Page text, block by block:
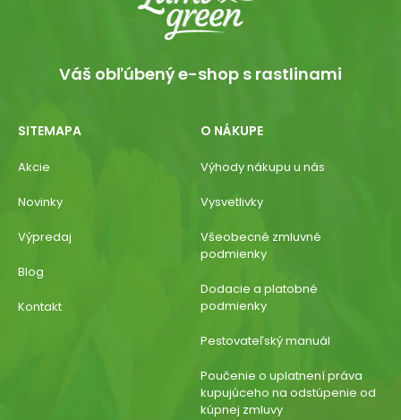
Váš obľúbený e-shop s rastlinami
SITEMAPA
Akcie
Novinky
Výpredaj
Blog
Kontakt
O NÁKUPE
Výhody nákupu u nás
Vysvetlivky
Všeobecné zmluvné
podmienky
Dodacie a platobné
podmienky
Pestovateľský manuál
Poučenie o uplatnení práva
kupujúceho na odstúpenie od
kúpnej zmluvy